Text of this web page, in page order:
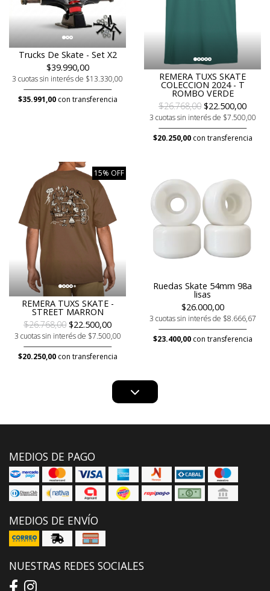
Trucks De Skate - Set X2
$39.990,00
3 cuotas sin interés de $13.330,00
$35.991,00con transferencia
REMERA TUXS SKATE
COLECCION 2024 - T
ROMBO VERDE
$26.768,00 $22.500,00
3 cuotas sin interés de $7.500,00
$20.250,00con transferencia
15% OFF
REMERA TUXS SKATE -
STREET MARRON
$26.768,00 $22.500,00
3 cuotas sin interés de $7.500,00
$20.250,00con transferencia
Ruedas Skate 54mm 98a
lisas
$26.000,00
3 cuotas sin interés de $8.666,67
$23.400,00con transferencia
MEDIOS DE PAGO
MEDIOS DE ENVÍO
NUESTRAS REDES SOCIALES